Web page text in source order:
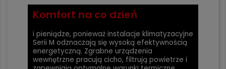
Komfort na co dzień
i pieniądze, ponieważ instalacje klimatyzacyjne
Serii M odznaczają się wysoką efektywnością
energetyczną. Zgrabne urządzenia
wewnętrzne pracują cicho, filtrują powietrze i